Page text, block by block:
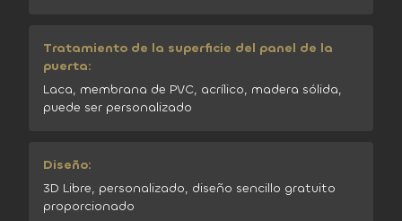
Tratamiento de la superficie del panel de la
puerta:
Laca, membrana de PVC, acrílico, madera sólida,
puede ser personalizado
Diseño:
3D Libre, personalizado, diseño sencillo gratuito
proporcionado